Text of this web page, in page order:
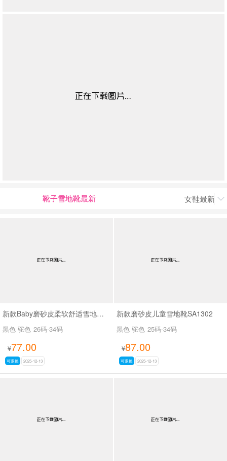
靴子雪地靴最新 女鞋最新上

新款Baby磨砂皮柔软舒适雪地靴SA9128
黑色 驼色 26码-34码
¥77.00
可退换 2025-12-13
新款磨砂皮儿童雪地靴SA1302
黑色 驼色 25码-34码
¥87.00
可退换 2025-12-13